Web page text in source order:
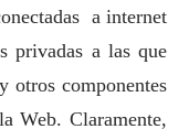
a internet
privadas a las que
otros componentes
Web. Claramente,